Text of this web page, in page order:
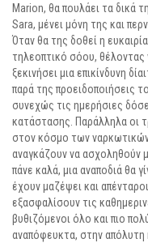
Marion, θα πουλάει τα δικά
Sara, μένει μόνη της και
Όταν θα της δοθεί η
τηλεοπτικό σόου, θέλοντας
ξεκινήσει μια επικίνδυνη
παρά της προειδοποιήσεις
συνεχώς τις ημερήσιες
κατάστασης. Παράλληλα οι
στον κόσμο των
αναγκάζουν να ασχοληθούν
πάνε καλά, μια αναποδιά θα
έχουν μαζέψει και
εξασφαλίσουν τις
βυθιζόμενοι όλο και πιο
αναπόφευκτα, στην